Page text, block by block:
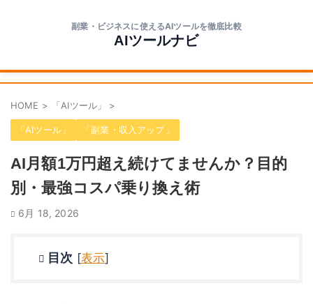
副業・ビジネスに使えるAIツールを徹底比較
AIツールナビ
HOME > 「AIツール」 >
「AIツール」 「副業・収入アップ」
AI月額1万円超え続けてませんか？目的
別・最強コスパ乗り換え術
6月 18, 2026
目次 [表示]